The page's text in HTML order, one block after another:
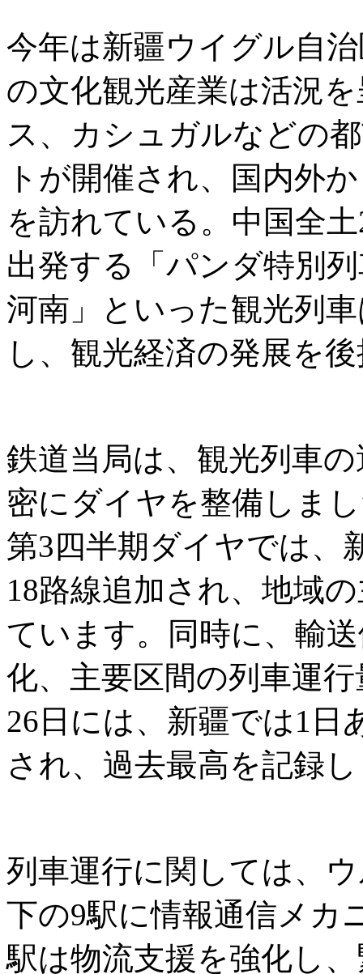
今年は新疆ウイグル自
の文化観光産業は活況
ス、カシュガルなどの
トが開催され、国内外
を訪れている。中国全
出発する「パンダ特別
河南」といった観光列
し、観光経済の発展を
鉄道当局は、観光列車
密にダイヤを整備しま
第3四半期ダイヤでは、
18路線追加され、地域
ています。同時に、輸
化、主要区間の列車運
26日には、新疆では1日
され、過去最高を記録
列車運行に関しては、
下の9駅に情報通信メカ
駅は物流支援を強化し